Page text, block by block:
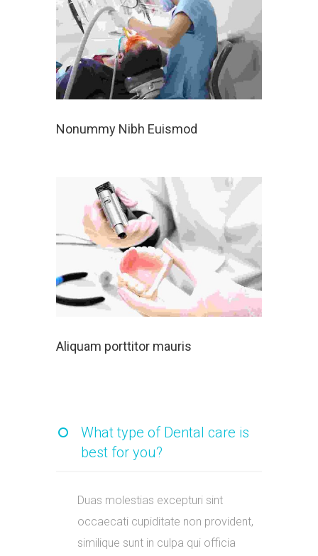
Nonummy Nibh Euismod
Aliquam porttitor mauris
What type of Dental care is
best for you?
Duas molestias excepturi sint
occaecati cupiditate non provident,
similique sunt in culpa qui officia